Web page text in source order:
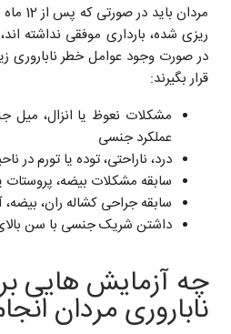
مردان
‌ریزی شده، بارداری موفقی نداشته‌
در صورت وجود عوامل خطر ناباروری
قرار بگیرند:
مشکلات نعوظ یا انزال، میل
عملکرد جنسی
درد، ناراحتی، توده یا تورم در
سابقه مشکلات بیضه، پروستات
سابقه جراحی کشاله ران،
داشتن شریک جنسی با سن بالای 35
چه آزمایش ‌هایی
ناباروری مردان